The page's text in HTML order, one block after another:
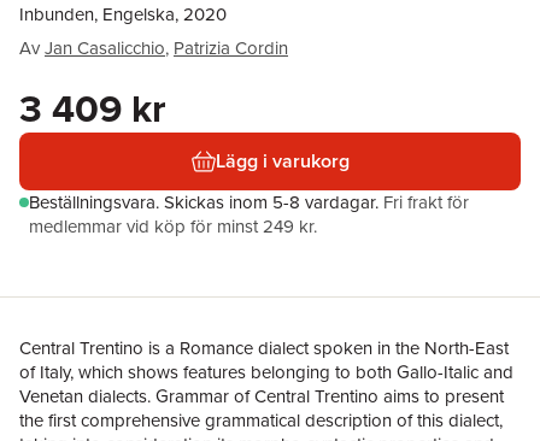
Inbunden, Engelska, 2020
AvJan Casalicchio, Patrizia Cordin
3 409 kr
Lägg i varukorg
Beställningsvara.Skickas inom 5-8 vardagar. Fri frakt för
medlemmar vid köp för minst 249 kr.
Central Trentino is a Romance dialect spoken in the North-East
of Italy, which shows features belonging to both Gallo-Italic and
Venetan dialects. Grammar of Central Trentino aims to present
the first comprehensive grammatical description of this dialect,